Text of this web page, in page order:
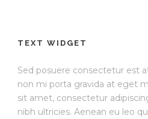
TEXT WIDGET
Sed posuere consectetur est
non mi porta gravida at eget
sit amet, consectetur
nibh ultricies. Aenean eu leo